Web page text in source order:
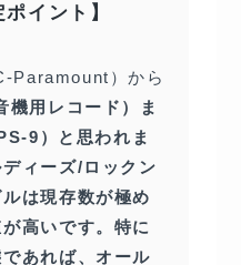
イント】
Paramount）から
機用レコード）ま
9）と思われま
ィーズ/ロックン
は現存数が極め
高いです。特に
あれば、オール